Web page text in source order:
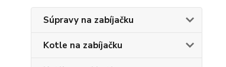
Súpravy na zabíjačku
Kotle na zabíjačku